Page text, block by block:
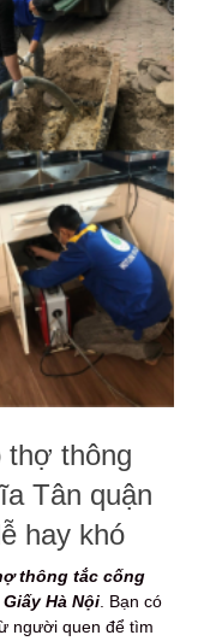
thợ thông
Tân quận
hay khó
thông tắc cống
Hà Nội . Bạn có
người quen để tìm